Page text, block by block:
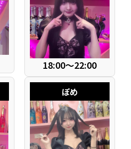
18:00～22:00
ぽめ